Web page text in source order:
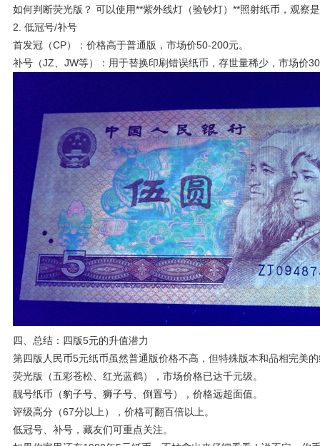
如何判断荧光版？ 可以使用**紫外线灯（验钞灯）**照射纸币，观察
2. 低冠号/补号
首发冠（CP）：价格高于普通版，市场价50-200元。
补号（JZ、JW等）：用于替换印刷错误纸币，存世量稀少，市场价
四、总结：四版5元的升值潜力
第四版人民币5元纸币虽然普通版价格不高，但特殊版本和品相完美
荧光版（五彩苍松、红光蓝鹤），市场价格已达千元级。
靓号纸币（豹子号、狮子号、倒置号），价格远超面值。
评级高分（67分以上），价格可翻百倍以上。
低冠号、补号，藏友们可重点关注。